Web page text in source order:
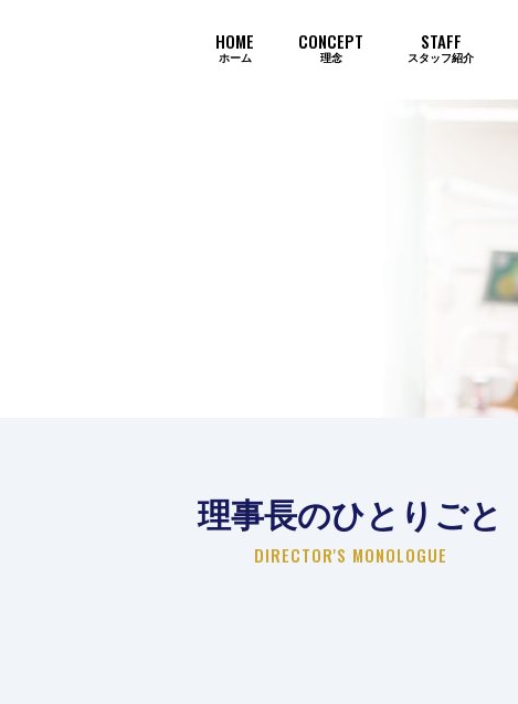
HOME
ホーム
CONCEPT
理念
STAFF
スタッフ紹介
理事長のひとりごと
DIRECTOR'S MONOLOGUE